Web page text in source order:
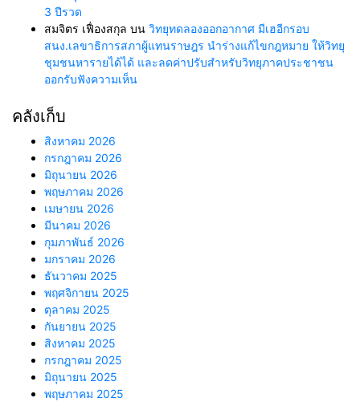
3 ปีรวด
สมจิตร เฟื่องสกุล บน วิทยุทดลองออกอากาศ มีเฮอีกรอบ
สนง.เลขาธิการสภาผู้แทนราษฎร นำร่างแก้ไขกฎหมาย ให้วิทยุ
ชุมชนหารายได้ได้ และลดค่าปรับสำหรับวิทยุภาคประชาชน
ออกรับฟังความเห็น
คลังเก็บ
สิงหาคม 2026
กรกฎาคม 2026
มิถุนายน 2026
พฤษภาคม 2026
เมษายน 2026
มีนาคม 2026
กุมภาพันธ์ 2026
มกราคม 2026
ธันวาคม 2025
พฤศจิกายน 2025
ตุลาคม 2025
กันยายน 2025
สิงหาคม 2025
กรกฎาคม 2025
มิถุนายน 2025
พฤษภาคม 2025